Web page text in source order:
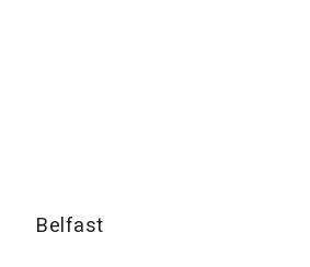
Belfast